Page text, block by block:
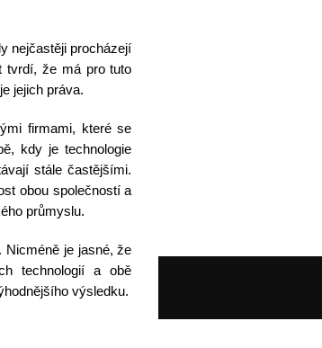
nejčastěji procházejí
tvrdí, že má pro tuto
jejich práva.
firmami, které se
kdy je technologie
stále častějšími.
obou společností a
průmyslu.
je jasné, že
technologií a obě
výsledku.